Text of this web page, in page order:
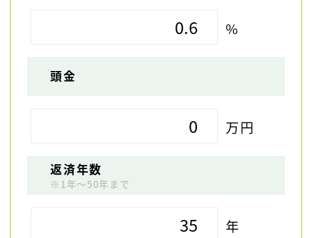
%
頭金
万円
返済年数
※1年～50年まで
年